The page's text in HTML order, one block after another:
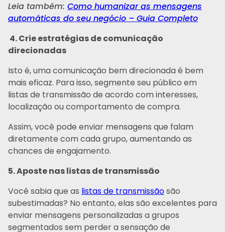
Leia também: Como humanizar as mensagens
automáticas do seu negócio – Guia Completo
4. Crie estratégias de comunicação
direcionadas
Isto é, uma comunicação bem direcionada é bem
mais eficaz. Para isso, segmente seu público em
listas de transmissão de acordo com interesses,
localização ou comportamento de compra.
Assim, você pode enviar mensagens que falam
diretamente com cada grupo, aumentando as
chances de engajamento.
5. Aposte nas listas de transmissão
Você sabia que as listas de transmissãosão
subestimadas? No entanto, elas são excelentes para
enviar mensagens personalizadas a grupos
segmentados sem perder a sensação de